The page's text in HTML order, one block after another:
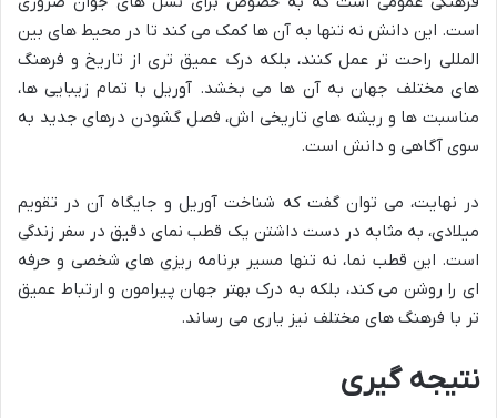
است. این دانش نه تنها به آن ها کمک می کند تا در محیط های بین
المللی راحت تر عمل کنند، بلکه درک عمیق تری از تاریخ و فرهنگ
های مختلف جهان به آن ها می بخشد. آوریل با تمام زیبایی ها،
مناسبت ها و ریشه های تاریخی اش، فصل گشودن درهای جدید به
سوی آگاهی و دانش است.
در نهایت، می توان گفت که شناخت آوریل و جایگاه آن در تقویم
میلادی، به مثابه در دست داشتن یک قطب نمای دقیق در سفر زندگی
است. این قطب نما، نه تنها مسیر برنامه ریزی های شخصی و حرفه
ای را روشن می کند، بلکه به درک بهتر جهان پیرامون و ارتباط عمیق
تر با فرهنگ های مختلف نیز یاری می رساند.
نتیجه گیری